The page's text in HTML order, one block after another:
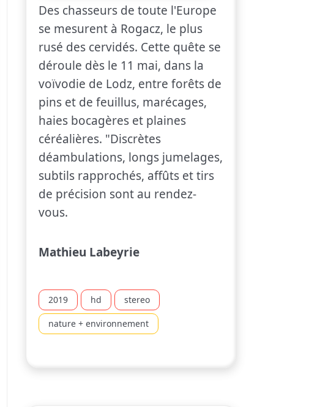
Des chasseurs de toute l'Europe
se mesurent à Rogacz, le plus
rusé des cervidés. Cette quête se
déroule dès le 11 mai, dans la
voïvodie de Lodz, entre forêts de
pins et de feuillus, marécages,
haies bocagères et plaines
céréalières. "Discrètes
déambulations, longs jumelages,
subtils rapprochés, affûts et tirs
de précision sont au rendez-
vous.
Mathieu Labeyrie
2019 hd stereo
nature + environnement